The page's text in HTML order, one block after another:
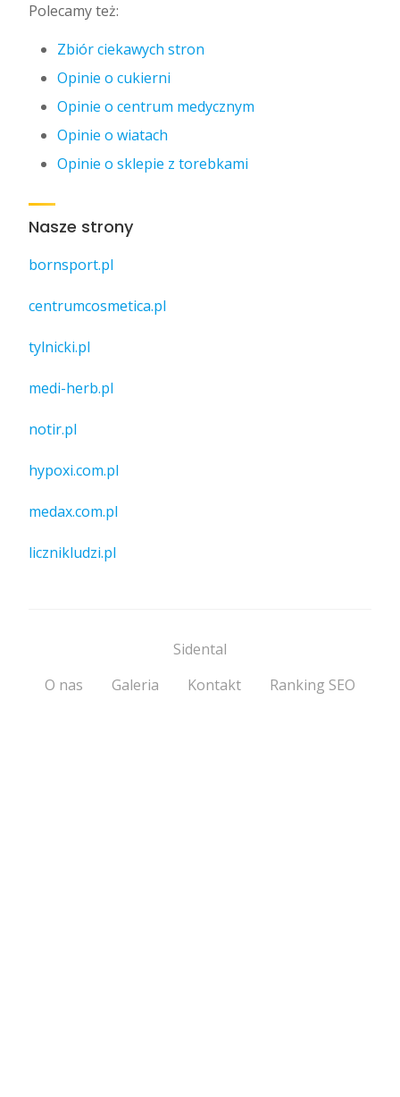
Polecamy też:
Zbiór ciekawych stron
Opinie o cukierni
Opinie o centrum medycznym
Opinie o wiatach
Opinie o sklepie z torebkami
Nasze strony
bornsport.pl
centrumcosmetica.pl
tylnicki.pl
medi-herb.pl
notir.pl
hypoxi.com.pl
medax.com.pl
licznikludzi.pl
Sidental
O nas
Galeria Kontakt Ranking SEO